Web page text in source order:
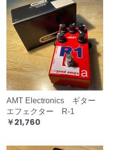
AMT Electronics ギター
エフェクター R-1
￥21,760